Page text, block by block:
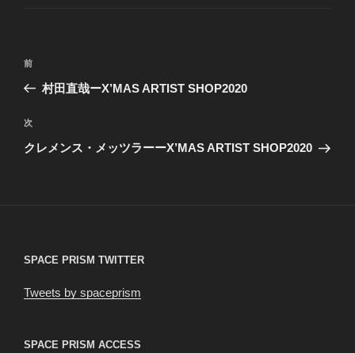
投
ビ
ゲ
前
の
稿
前
村田直哉ーX’MAS ARTIST SHOP2020
次
の
次
クレメンス・メッツラーーX’MAS ARTIST SHOP2020
SPACE PRISM TWITTER
Tweets by spaceprism
SPACE PRISM ACCESS